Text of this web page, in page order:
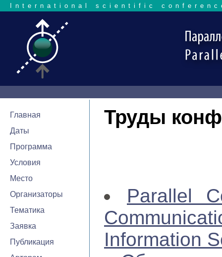
International scientific
Главная
Даты
Программа
Условия
Место
Организаторы
Тематика
Заявка
Публикация
Труды
Parallel
Information